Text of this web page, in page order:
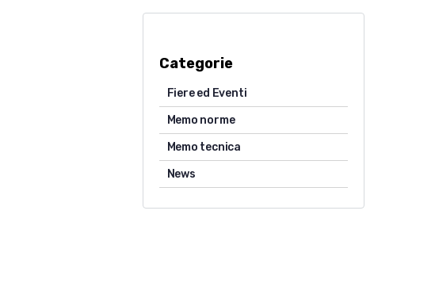
Categorie
Fiere ed Eventi
Memo norme
Memo tecnica
News